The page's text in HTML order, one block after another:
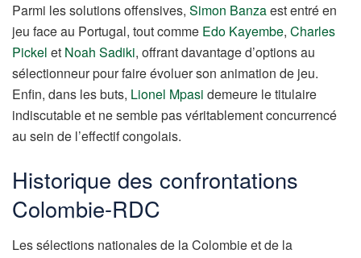
Parmi les solutions offensives, Simon Banzaest entré en
jeu face au Portugal, tout comme Edo Kayembe, Charles
Pickel et Noah Sadiki, offrant davantage d’options au
sélectionneur pour faire évoluer son animation de jeu.
Enfin, dans les buts, Lionel Mpasi demeure le titulaire
indiscutable et ne semble pas véritablement concurrencé
au sein de l’effectif congolais.
Historique des confrontations
Colombie-RDC
Les sélections nationales de la Colombie et de la